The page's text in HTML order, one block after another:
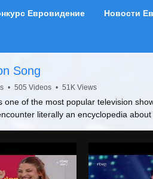
Евровидение Новости
Song
• 505 Videos • 51K Views
one of the most popular television
literally an encyclopedia